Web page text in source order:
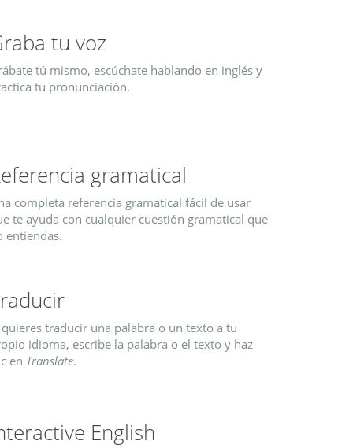
tu voz
tú mismo, escúchate hablando en inglés y
tu pronunciación.
gramatical
completa referencia gramatical fácil de usar
te ayuda con cualquier cuestión gramatical que
entiendas.
quieres traducir una palabra o un texto a tu
idioma, escribe la palabra o el texto y haz
en Translate.
English